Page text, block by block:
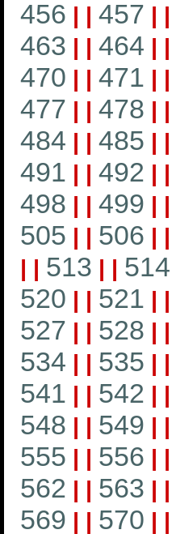
456 | | 457 | |
463 | | 464 | |
470 | | 471 | |
477 | | 478 | |
484 | | 485 | |
491 | | 492 | |
498 | | 499 | |
505 | | 506 | |
| | 513 | | 514
520 | | 521 | |
527 | | 528 | |
534 | | 535 | |
541 | | 542 | |
548 | | 549 | |
555 | | 556 | |
562 | | 563 | |
569 | | 570 | |